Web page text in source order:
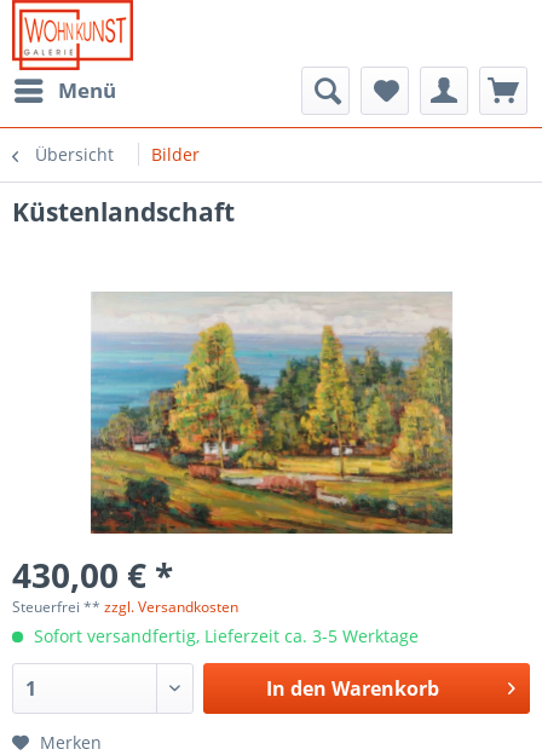
Menü
Übersicht Bilder
Küstenlandschaft
430,00 € *
Steuerfrei ** zzgl. Versandkosten
Sofort versandfertig, Lieferzeit ca. 3-5 Werktage
In den Warenkorb
Merken